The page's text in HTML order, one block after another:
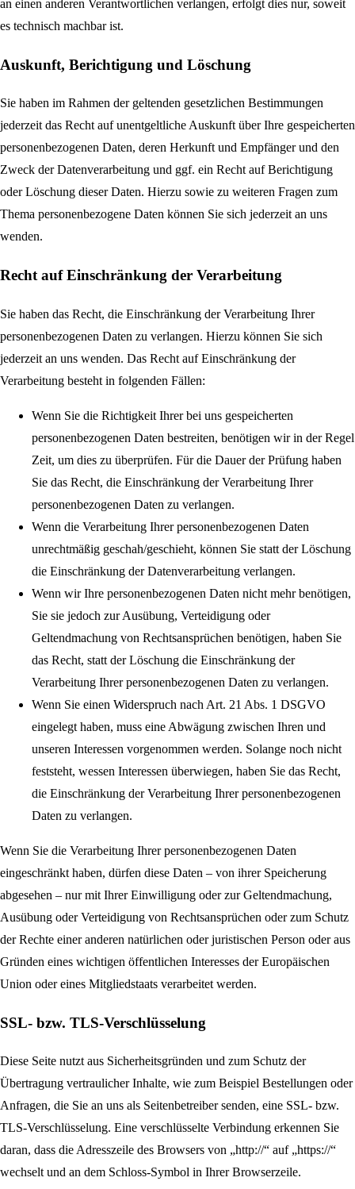
an einen anderen Verantwortlichen verlangen, erfolgt dies nur, soweit
es technisch machbar ist.
Auskunft, Berichtigung und Löschung
Sie haben im Rahmen der geltenden gesetzlichen Bestimmungen
jederzeit das Recht auf unentgeltliche Auskunft über Ihre gespeicherten
personenbezogenen Daten, deren Herkunft und Empfänger und den
Zweck der Datenverarbeitung und ggf. ein Recht auf Berichtigung
oder Löschung dieser Daten. Hierzu sowie zu weiteren Fragen zum
Thema personenbezogene Daten können Sie sich jederzeit an uns
wenden.
Recht auf Einschränkung der Verarbeitung
Sie haben das Recht, die Einschränkung der Verarbeitung Ihrer
personenbezogenen Daten zu verlangen. Hierzu können Sie sich
jederzeit an uns wenden. Das Recht auf Einschränkung der
Verarbeitung besteht in folgenden Fällen:
Wenn Sie die Richtigkeit Ihrer bei uns gespeicherten
personenbezogenen Daten bestreiten, benötigen wir in der Regel
Zeit, um dies zu überprüfen. Für die Dauer der Prüfung haben
Sie das Recht, die Einschränkung der Verarbeitung Ihrer
personenbezogenen Daten zu verlangen.
Wenn die Verarbeitung Ihrer personenbezogenen Daten
unrechtmäßig geschah/geschieht, können Sie statt der Löschung
die Einschränkung der Datenverarbeitung verlangen.
Wenn wir Ihre personenbezogenen Daten nicht mehr benötigen,
Sie sie jedoch zur Ausübung, Verteidigung oder
Geltendmachung von Rechtsansprüchen benötigen, haben Sie
das Recht, statt der Löschung die Einschränkung der
Verarbeitung Ihrer personenbezogenen Daten zu verlangen.
Wenn Sie einen Widerspruch nach Art. 21 Abs. 1 DSGVO
eingelegt haben, muss eine Abwägung zwischen Ihren und
unseren Interessen vorgenommen werden. Solange noch nicht
feststeht, wessen Interessen überwiegen, haben Sie das Recht,
die Einschränkung der Verarbeitung Ihrer personenbezogenen
Daten zu verlangen.
Wenn Sie die Verarbeitung Ihrer personenbezogenen Daten
eingeschränkt haben, dürfen diese Daten – von ihrer Speicherung
abgesehen – nur mit Ihrer Einwilligung oder zur Geltendmachung,
Ausübung oder Verteidigung von Rechtsansprüchen oder zum Schutz
der Rechte einer anderen natürlichen oder juristischen Person oder aus
Gründen eines wichtigen öffentlichen Interesses der Europäischen
Union oder eines Mitgliedstaats verarbeitet werden.
SSL- bzw. TLS-Verschlüsselung
Diese Seite nutzt aus Sicherheitsgründen und zum Schutz der
Übertragung vertraulicher Inhalte, wie zum Beispiel Bestellungen oder
Anfragen, die Sie an uns als Seitenbetreiber senden, eine SSL- bzw.
TLS-Verschlüsselung. Eine verschlüsselte Verbindung erkennen Sie
daran, dass die Adresszeile des Browsers von „http://“ auf „https://“
wechselt und an dem Schloss-Symbol in Ihrer Browserzeile.